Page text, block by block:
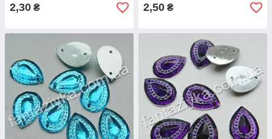
2,30 ₴ 2,50 ₴